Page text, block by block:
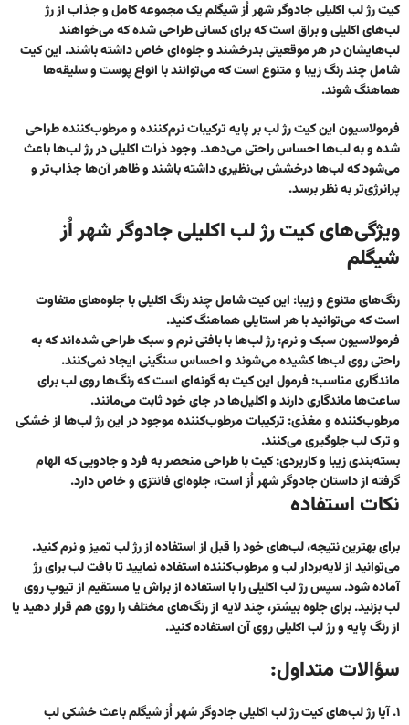
کیت رژ لب اکلیلی جادوگر شهر اُز شیگلمیک مجموعه کامل و جذاب از رژ
لب‌های اکلیلی و براق است که برای کسانی طراحی شده که می‌خواهند
لب‌هایشان در هر موقعیتی بدرخشند و جلوه‌ای خاص داشته باشند. این کیت
شامل چند رنگ زیبا و متنوع است که می‌توانند با انواع پوست و سلیقه‌ها
هماهنگ شوند.
فرمولاسیون این کیت رژ لب بر پایه ترکیبات نرم‌کننده و مرطوب‌کننده طراحی
شده و به لب‌ها احساس راحتی می‌دهد. وجود ذرات اکلیلی در رژ لب‌ها باعث
می‌شود که لب‌ها درخشش بی‌نظیری داشته باشند و ظاهر آن‌ها جذاب‌تر و
پرانرژی‌تر به نظر برسد.
ویژگی‌های کیت رژ لب اکلیلی جادوگر شهر اُز
شیگلم
رنگ‌های متنوع و زیبا: این کیت شامل چند رنگ اکلیلی با جلوه‌های متفاوت
است که می‌توانید با هر استایلی هماهنگ کنید.
فرمولاسیون سبک و نرم: رژ لب‌ها با بافتی نرم و سبک طراحی شده‌اند که به
راحتی روی لب‌ها کشیده می‌شوند و احساس سنگینی ایجاد نمی‌کنند.
ماندگاری مناسب: فرمول این کیت به گونه‌ای است که رنگ‌ها روی لب برای
ساعت‌ها ماندگاری دارند و اکلیل‌ها در جای خود ثابت می‌مانند.
مرطوب‌کننده و مغذی: ترکیبات مرطوب‌کننده موجود در این رژ لب‌ها از خشکی
و ترک لب جلوگیری می‌کنند.
بسته‌بندی زیبا و کاربردی: کیت با طراحی منحصر به فرد و جادویی که الهام
گرفته از داستان جادوگر شهر اُز است، جلوه‌ای فانتزی و خاص دارد.
نکات استفاده
برای بهترین نتیجه، لب‌های خود را قبل از استفاده از رژ لب تمیز و نرم کنید.
می‌توانید از لایه‌بردار لب و مرطوب‌کننده استفاده نمایید تا بافت لب برای رژ
آماده شود. سپس رژ لب اکلیلی را با استفاده از براش یا مستقیم از تیوپ روی
لب بزنید. برای جلوه بیشتر، چند لایه از رنگ‌های مختلف را روی هم قرار دهید یا
از رنگ پایه و رژ لب اکلیلی روی آن استفاده کنید.
سؤالات متداول:
۱. آیا رژ لب‌های کیت رژ لب اکلیلی جادوگر شهر اُز شیگلم باعث خشکی لب